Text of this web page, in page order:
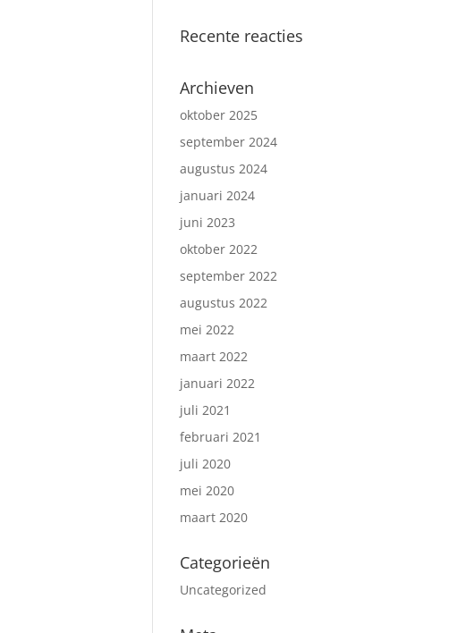
Recente reacties
Archieven
oktober 2025
september 2024
augustus 2024
januari 2024
juni 2023
oktober 2022
september 2022
augustus 2022
mei 2022
maart 2022
januari 2022
juli 2021
februari 2021
juli 2020
mei 2020
maart 2020
Categorieën
Uncategorized